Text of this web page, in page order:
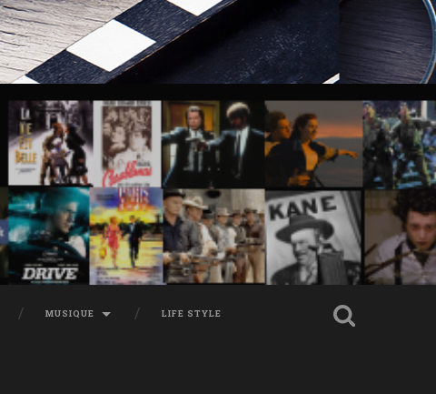
MUSIQUE LIFE STYLE